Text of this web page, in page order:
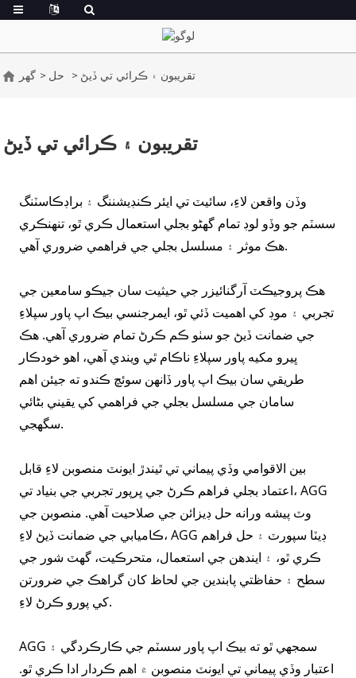
گھر حل تقريبون ۽ ڪرائي تي ڏيڻ
تقريبون ۽ ڪرائي تي ڏيڻ
وڏن واقعن لاءِ، سائيٽ تي ايئر ڪنڊيشننگ ۽ براڊڪاسٽنگ
سسٽم جو وڏو لوڊ تمام گهڻو بجلي استعمال ڪري ٿو، تنهنڪري
هڪ موثر ۽ مسلسل بجلي جي فراهمي ضروري آهي.
هڪ پروجيڪٽ آرگنائيزر جي حيثيت سان جيڪو سامعين جي
تجربي ۽ موڊ کي اهميت ڏئي ٿو، ايمرجنسي بيڪ اپ پاور سپلاءِ
جي ضمانت ڏيڻ جو سٺو ڪم ڪرڻ تمام ضروري آهي. هڪ
ڀيرو مکيه پاور سپلاءِ ناڪام ٿي ويندي آهي، اهو خودڪار
طريقي سان بيڪ اپ پاور ڏانهن سوئچ ڪندو ته جيئن اهم
سامان جي مسلسل بجلي جي فراهمي کي يقيني بڻائي
سگهجي.
بين الاقوامي وڏي پيماني تي ٿيندڙ ايونٽ منصوبن لاءِ قابل
اعتماد بجلي فراهم ڪرڻ جي ڀرپور تجربي جي بنياد تي، AGG
وٽ پيشه ورانه حل ڊيزائن جي صلاحيت آهي. منصوبن جي
ڪاميابي جي ضمانت ڏيڻ لاءِ، AGG ڊيٽا سپورٽ ۽ حل فراهم
ڪري ٿو، ۽ ايندھن جي استعمال، متحرڪيت، گهٽ شور جي
سطح ۽ حفاظتي پابندين جي لحاظ کان گراهڪ جي ضرورتن
کي پورو ڪرڻ لاءِ.
AGG سمجهي ٿو ته بيڪ اپ پاور سسٽم جي ڪارڪردگي ۽
اعتبار وڏي پيماني تي ايونٽ منصوبن ۾ اهم ڪردار ادا ڪري ٿو.